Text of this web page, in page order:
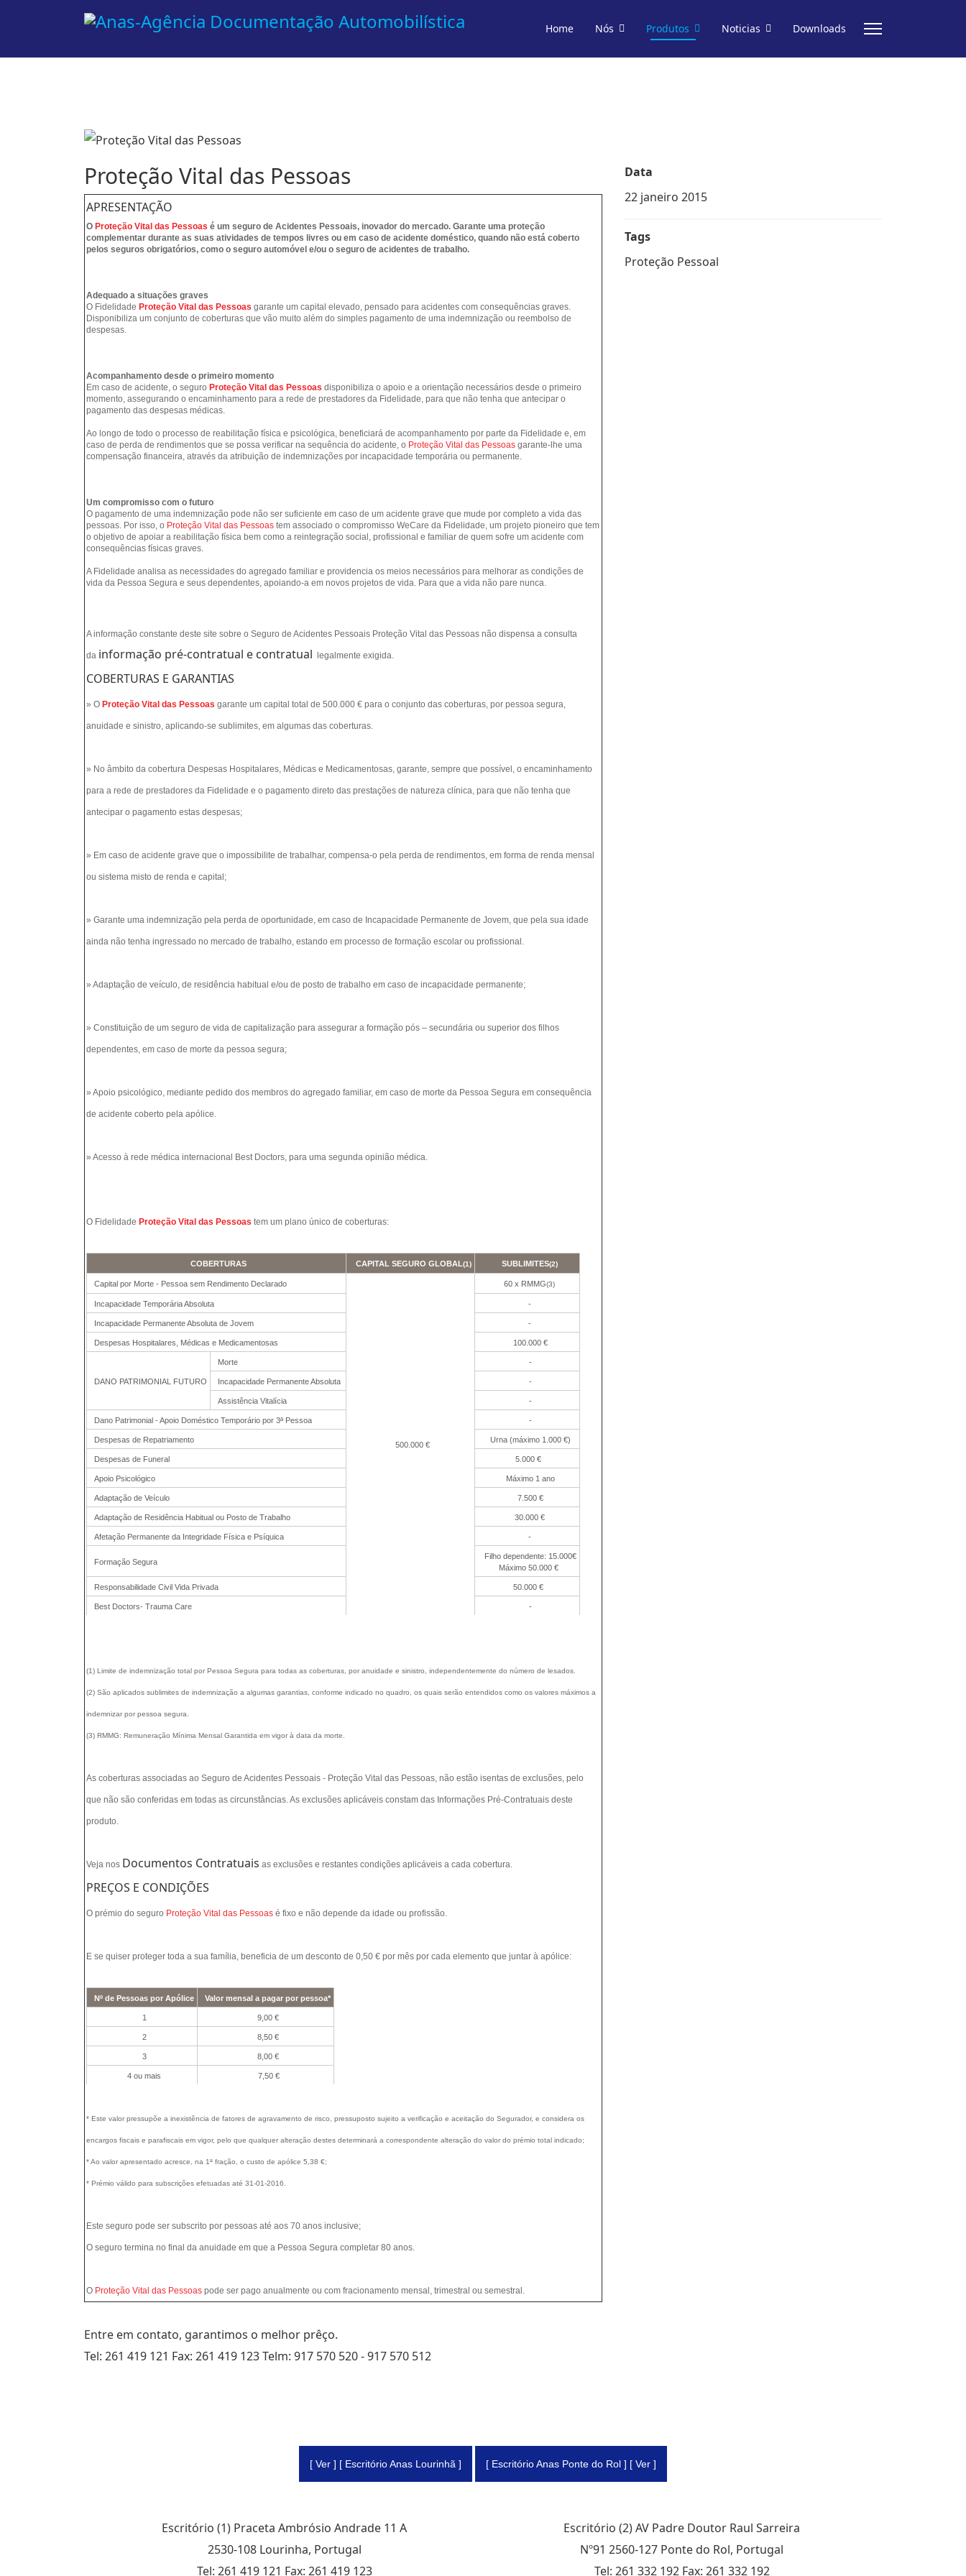
Home Nós Produtos Noticias Downloads
Proteção Vital das Pessoas
APRESENTAÇÃO
O Proteção Vital das Pessoas é um seguro de Acidentes Pessoais, inovador do mercado. Garante uma proteção
complementar durante as suas atividades de tempos livres ou em caso de acidente doméstico, quando não está coberto
pelos seguros obrigatórios, como o seguro automóvel e/ou o seguro de acidentes de trabalho.
Adequado a situações graves
O Fidelidade Proteção Vital das Pessoas garante um capital elevado, pensado para acidentes com consequências graves.
Disponibiliza um conjunto de coberturas que vão muito além do simples pagamento de uma indemnização ou reembolso de
despesas.
Acompanhamento desde o primeiro momento
Em caso de acidente, o seguro Proteção Vital das Pessoas disponibiliza o apoio e a orientação necessários desde o primeiro
momento, assegurando o encaminhamento para a rede de prestadores da Fidelidade, para que não tenha que antecipar o
pagamento das despesas médicas.
Ao longo de todo o processo de reabilitação física e psicológica, beneficiará de acompanhamento por parte da Fidelidade e, em
caso de perda de rendimentos que se possa verificar na sequência do acidente, o Proteção Vital das Pessoas garante-lhe uma
compensação financeira, através da atribuição de indemnizações por incapacidade temporária ou permanente.
Um compromisso com o futuro
O pagamento de uma indemnização pode não ser suficiente em caso de um acidente grave que mude por completo a vida das
pessoas. Por isso, o Proteção Vital das Pessoas tem associado o compromisso WeCare da Fidelidade, um projeto pioneiro que tem
o objetivo de apoiar a reabilitação física bem como a reintegração social, profissional e familiar de quem sofre um acidente com
consequências físicas graves.
A Fidelidade analisa as necessidades do agregado familiar e providencia os meios necessários para melhorar as condições de
vida da Pessoa Segura e seus dependentes, apoiando-a em novos projetos de vida. Para que a vida não pare nunca.
A informação constante deste site sobre o Seguro de Acidentes Pessoais Proteção Vital das Pessoas não dispensa a consulta
da informação pré-contratual e contratual legalmente exigida.
COBERTURAS E GARANTIAS
» O Proteção Vital das Pessoas garante um capital total de 500.000 € para o conjunto das coberturas, por pessoa segura,
anuidade e sinistro, aplicando-se sublimites, em algumas das coberturas.
» No âmbito da cobertura Despesas Hospitalares, Médicas e Medicamentosas, garante, sempre que possível, o encaminhamento
para a rede de prestadores da Fidelidade e o pagamento direto das prestações de natureza clínica, para que não tenha que
antecipar o pagamento estas despesas;
» Em caso de acidente grave que o impossibilite de trabalhar, compensa-o pela perda de rendimentos, em forma de renda mensal
ou sistema misto de renda e capital;
» Garante uma indemnização pela perda de oportunidade, em caso de Incapacidade Permanente de Jovem, que pela sua idade
ainda não tenha ingressado no mercado de trabalho, estando em processo de formação escolar ou profissional.
» Adaptação de veículo, de residência habitual e/ou de posto de trabalho em caso de incapacidade permanente;
» Constituição de um seguro de vida de capitalização para assegurar a formação pós – secundária ou superior dos filhos
dependentes, em caso de morte da pessoa segura;
» Apoio psicológico, mediante pedido dos membros do agregado familiar, em caso de morte da Pessoa Segura em consequência
de acidente coberto pela apólice.
» Acesso à rede médica internacional Best Doctors, para uma segunda opinião médica.
O Fidelidade Proteção Vital das Pessoas tem um plano único de coberturas:
COBERTURAS CAPITAL SEGURO GLOBAL(1) SUBLIMITES(2)
Capital por Morte - Pessoa sem Rendimento Declarado
500.000 €
60 x RMMG(3)
Incapacidade Temporária Absoluta -
Incapacidade Permanente Absoluta de Jovem -
Despesas Hospitalares, Médicas e Medicamentosas 100.000 €
DANO PATRIMONIAL FUTURO
Morte -
Incapacidade Permanente Absoluta -
Assistência Vitalícia -
Dano Patrimonial - Apoio Doméstico Temporário por 3ª Pessoa -
Despesas de Repatriamento Urna (máximo 1.000 €)
Despesas de Funeral 5.000 €
Apoio Psicológico Máximo 1 ano
Adaptação de Veículo 7.500 €
Adaptação de Residência Habitual ou Posto de Trabalho 30.000 €
Afetação Permanente da Integridade Física e Psíquica -
Formação Segura
Filho dependente: 15.000€
Máximo 50.000 €
Responsabilidade Civil Vida Privada 50.000 €
Best Doctors- Trauma Care -
(1) Limite de indemnização total por Pessoa Segura para todas as coberturas, por anuidade e sinistro, independentemente do número de lesados.
(2) São aplicados sublimites de indemnização a algumas garantias, conforme indicado no quadro, os quais serão entendidos como os valores máximos a
indemnizar por pessoa segura.
(3) RMMG: Remuneração Mínima Mensal Garantida em vigor à data da morte.
As coberturas associadas ao Seguro de Acidentes Pessoais - Proteção Vital das Pessoas, não estão isentas de exclusões, pelo
que não são conferidas em todas as circunstâncias. As exclusões aplicáveis constam das Informações Pré-Contratuais deste
produto.
Veja nos Documentos Contratuais as exclusões e restantes condições aplicáveis a cada cobertura.
PREÇOS E CONDIÇÕES
O prémio do seguro Proteção Vital das Pessoas é fixo e não depende da idade ou profissão.
E se quiser proteger toda a sua família, beneficia de um desconto de 0,50 € por mês por cada elemento que juntar à apólice:
Nº de Pessoas por Apólice Valor mensal a pagar por pessoa*
1 9,00 €
2 8,50 €
3 8,00 €
4 ou mais 7,50 €
* Este valor pressupõe a inexistência de fatores de agravamento de risco, pressuposto sujeito a verificação e aceitação do Segurador, e considera os
encargos fiscais e parafiscais em vigor, pelo que qualquer alteração destes determinará a correspondente alteração do valor do prémio total indicado;
* Ao valor apresentado acresce, na 1ª fração, o custo de apólice 5,38 €;
* Prémio válido para subscrições efetuadas até 31-01-2016.
Este seguro pode ser subscrito por pessoas até aos 70 anos inclusive;
O seguro termina no final da anuidade em que a Pessoa Segura completar 80 anos.
O Proteção Vital das Pessoas pode ser pago anualmente ou com fracionamento mensal, trimestral ou semestral.
Entre em contato, garantimos o melhor prêço.
Tel: 261 419 121 Fax: 261 419 123 Telm: 917 570 520 - 917 570 512
Data
22 janeiro 2015
Tags
Proteção Pessoal
[ Ver ] [ Escritório Anas Lourinhã ] [ Escritório Anas Ponte do Rol ] [ Ver ]
Escritório (1) Praceta Ambrósio Andrade 11 A
2530-108 Lourinha, Portugal
Tel: 261 419 121 Fax: 261 419 123
Escritório (2) AV Padre Doutor Raul Sarreira
Nº91 2560-127 Ponte do Rol, Portugal
Tel: 261 332 192 Fax: 261 332 192